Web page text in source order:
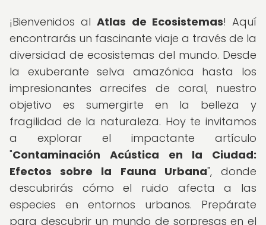
¡Bienvenidos alAtlas de Ecosistemas! Aquí
encontrarás un fascinante viaje a través de la
diversidad de ecosistemas del mundo. Desde
la exuberante selva amazónica hasta los
impresionantes arrecifes de coral, nuestro
objetivo es sumergirte en la belleza y
fragilidad de la naturaleza. Hoy te invitamos
a explorar el impactante artículo
"Contaminación Acústica en la Ciudad:
Efectos sobre la Fauna Urbana", donde
descubrirás cómo el ruido afecta a las
especies en entornos urbanos. Prepárate
para descubrir un mundo de sorpresas en el